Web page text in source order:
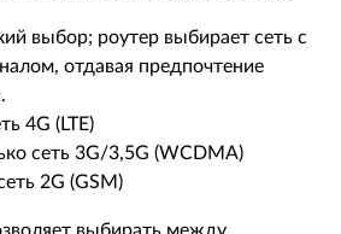
выбор; роутер выбирает сеть с
отдавая предпочтение
4G (LTE)
сеть 3G/3,5G (WCDMA)
2G (GSM)